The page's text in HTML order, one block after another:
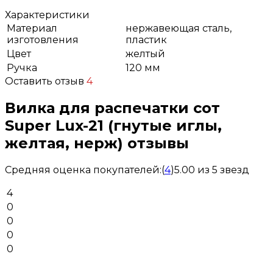
Характеристики
Материал
изготовления
нержавеющая сталь,
пластик
Цвет
желтый
Ручка
120 мм
Оставить отзыв 4
Вилка для распечатки сот
Super Lux-21 (гнутые иглы,
желтая, нерж) отзывы
Средняя оценка покупателей:(4)5.00 из 5 звезд
4
0
0
0
0